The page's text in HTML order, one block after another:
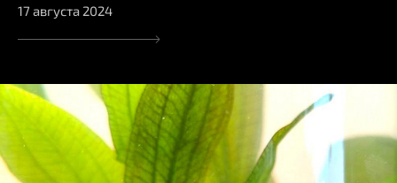
17 августа 2024